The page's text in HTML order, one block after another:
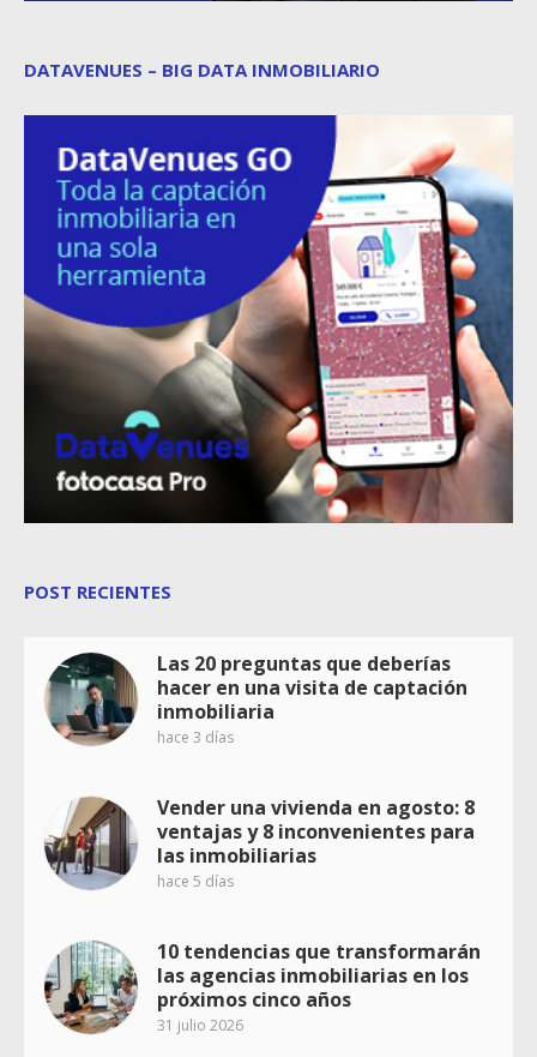
DATAVENUES – BIG DATA INMOBILIARIO
POST RECIENTES
Las 20 preguntas que deberías
hacer en una visita de captación
inmobiliaria
hace 3 días
Vender una vivienda en agosto: 8
ventajas y 8 inconvenientes para
las inmobiliarias
hace 5 días
10 tendencias que transformarán
las agencias inmobiliarias en los
próximos cinco años
31 julio 2026